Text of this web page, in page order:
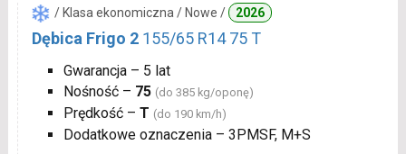
/ Klasa ekonomiczna / Nowe / 2026
Dębica Frigo 2 155/65 R14 75 T
Gwarancja – 5 lat
Nośność – 75 (do 385 kg/oponę)
Prędkość – T (do 190 km/h)
Dodatkowe oznaczenia – 3PMSF, M+S